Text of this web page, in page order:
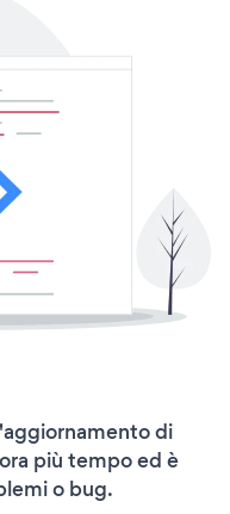
di
più tempo ed è
o bug.